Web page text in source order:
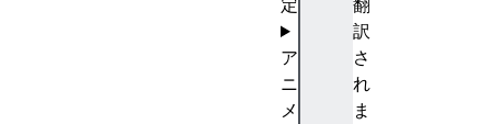
翻
訳
さ
れ
ま
定
ア
ニ
メ